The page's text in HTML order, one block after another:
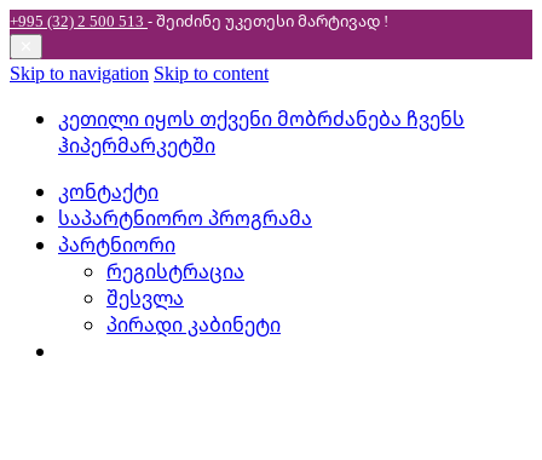
+995 (32) 2 500 513 - შეიძინე უკეთესიმარტივად !
Skip to navigation Skip to content
კეთილი იყოს თქვენი მობრძანება ჩვენს
ჰიპერმარკეტში
კონტაქტი
საპარტნიორო პროგრამა
პარტნიორი
რეგისტრაცია
შესვლა
პირადი კაბინეტი